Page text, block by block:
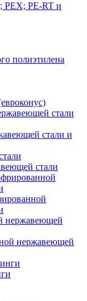
PEX; PE-RT и
полиэтилена
стали и
стали
нержавеющей
нержавеющей